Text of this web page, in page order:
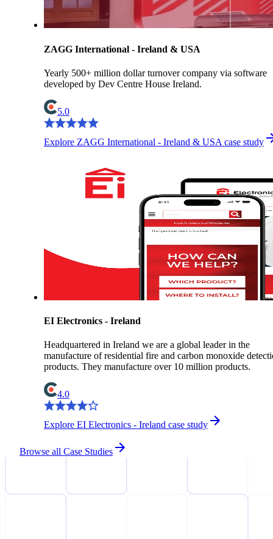
ZAGG International - Ireland & USA
Yearly 500+ million dollar turnover company via software
developed by Dev Centre House Ireland.
5.0
Explore ZAGG International - Ireland & USA case study
EI Electronics - Ireland
Headquartered in Ireland we are a global leader in the
manufacture of residential fire and carbon monoxide
products. They manufacture over 10 million products.
4.0
Explore EI Electronics - Ireland case study
Browse all Case Studies